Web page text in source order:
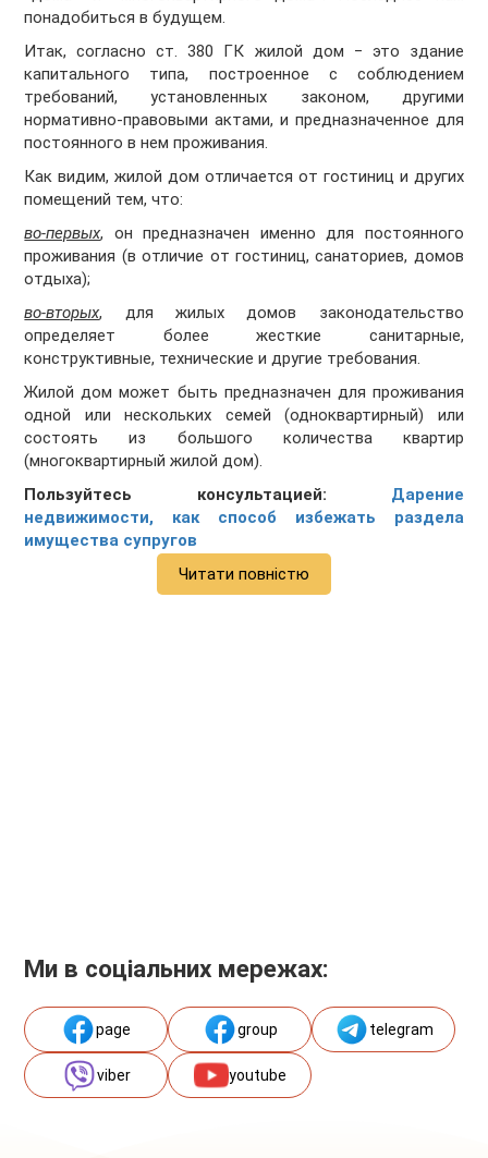
понадобиться в будущем.
Итак, согласно ст. 380 ГК жилой дом ‒ это здание
капитального типа, построенное с соблюдением
требований, установленных законом, другими
нормативно-правовыми актами, и предназначенное для
постоянного в нем проживания.
Как видим, жилой дом отличается от гостиниц и других
помещений тем, что:
во-первых, он предназначен именно для постоянного
проживания (в отличие от гостиниц, санаториев, домов
отдыха);
во-вторых, для жилых домов законодательство
определяет более жесткие санитарные,
конструктивные, технические и другие требования.
Жилой дом может быть предназначен для проживания
одной или нескольких семей (одноквартирный) или
состоять из большого количества квартир
(многоквартирный жилой дом).
Пользуйтесь консультацией: Дарение
недвижимости, как способ избежать раздела
имущества супругов
Читати повністю
Ми в соціальних мережах:
page group telegram
viber youtube